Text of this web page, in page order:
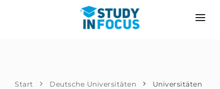
SZENARIEN
METHODIK
Start Deutsche Universitäten
Universitäten